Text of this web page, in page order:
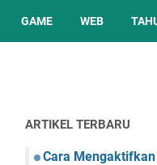
GAME WEB
ARTIKEL TERBARU
Cara